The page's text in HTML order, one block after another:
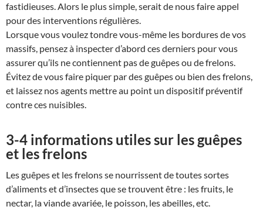
fastidieuses. Alors le plus simple, serait de nous faire appel
pour des interventions régulières.
Lorsque vous voulez tondre vous-même les bordures de vos
massifs, pensez à inspecter d’abord ces derniers pour vous
assurer qu’ils ne contiennent pas de guêpes ou de frelons.
Évitez de vous faire piquer par des guêpes ou bien des frelons,
et laissez nos agents mettre au point un dispositif préventif
contre ces nuisibles.
3-4 informations utiles sur les guêpes
et les frelons
Les guêpes et les frelons se nourrissent de toutes sortes
d’aliments et d’insectes que se trouvent être : les fruits, le
nectar, la viande avariée, le poisson, les abeilles, etc.